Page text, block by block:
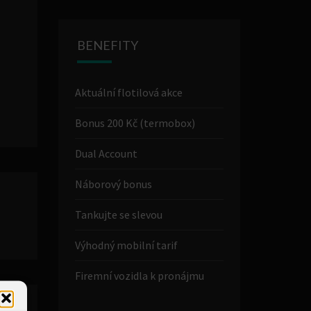
BENEFITY
Aktuální flotilová akce
Bonus 200 Kč (termobox)
Dual Account
Náborový bonus
Tankujte se slevou
Výhodný mobilní tarif
Firemní vozidla k pronájmu